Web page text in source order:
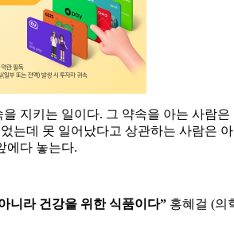
지키는 일이다. 그 약속을 아는 사람
는데 못 일어났다고 상관하는 사람은
에다 놓는다.
니라 건강을 위한 식품이다” 홍혜걸 (의